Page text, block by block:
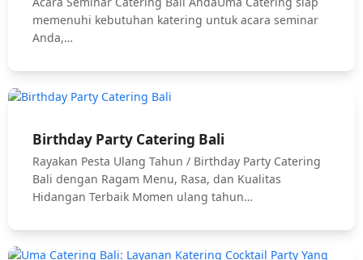
memenuhi kebutuhan katering untuk acara seminar
Anda,…
Birthday Party Catering Bali
Rayakan Pesta Ulang Tahun / Birthday Party Catering
Bali dengan Ragam Menu, Rasa, dan Kualitas
Hidangan Terbaik Momen ulang tahun…